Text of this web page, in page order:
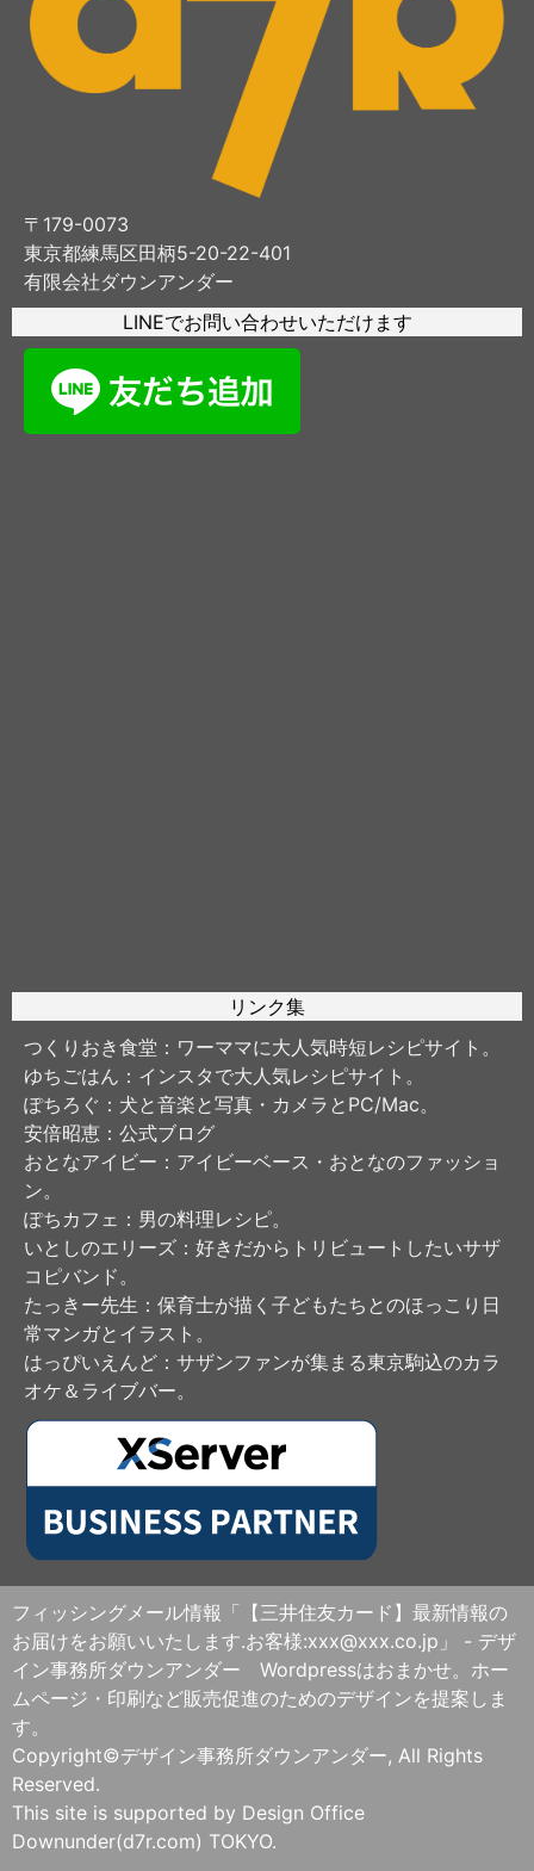
〒179-0073
東京都練馬区田柄5-20-22-401
有限会社ダウンアンダー
LINEでお問い合わせいただけます
リンク集
つくりおき食堂 ：ワーママに大人気時短レシピサイト。
ゆちごはん ：インスタで大人気レシピサイト。
ぽちろぐ ：犬と音楽と写真・カメラとPC/Mac。
安倍昭恵 ：公式ブログ
おとなアイビー ：アイビーベース・おとなのファッショ
ン。
ぽちカフェ ：男の料理レシピ。
いとしのエリーズ ：好きだからトリビュートしたいサザ
コピバンド。
たっきー先生 ：保育士が描く子どもたちとのほっこり日
常マンガとイラスト。
はっぴいえんど ：サザンファンが集まる東京駒込のカラ
オケ＆ライブバー。
フィッシングメール情報「【三井住友カード】最新情報の
お届けをお願いいたします.お客様:xxx@xxx.co.jp」 - デザ
イン事務所ダウンアンダー Wordpressはおまかせ。ホー
ムページ・印刷など販売促進のためのデザインを提案しま
す。
Copyright©デザイン事務所ダウンアンダー, All Rights
Reserved.
This site is supported by Design Office
Downunder(d7r.com) TOKYO.